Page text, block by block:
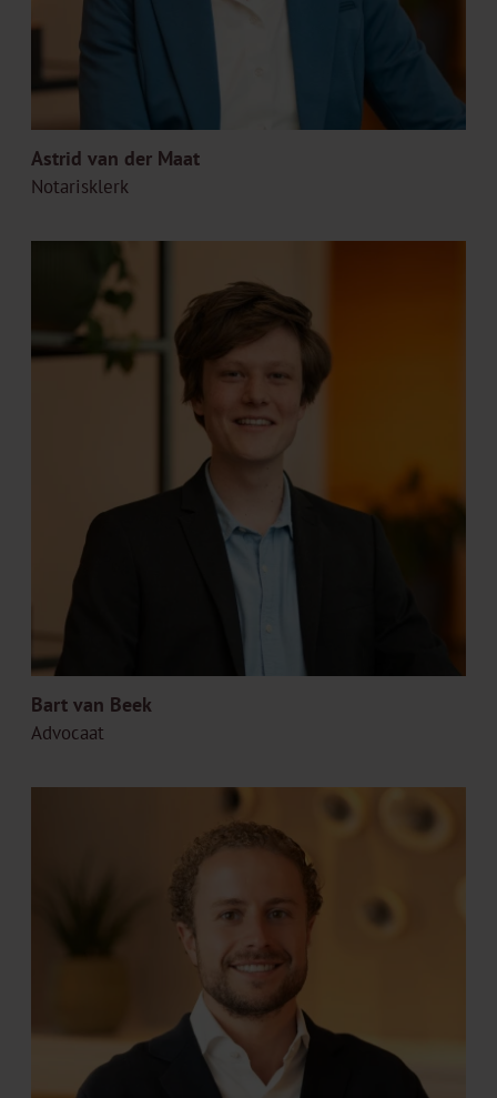
Astrid van der Maat
Notarisklerk
Bart van Beek
Advocaat